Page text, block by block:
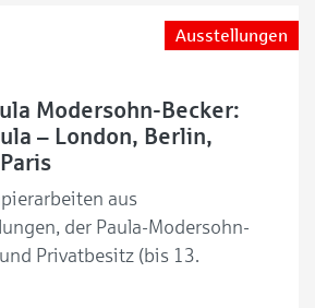
Ausstellungen
Modersohn-Becker:
– London, Berlin,
aus
der Paula-Modersohn-
Privatbesitz (bis 13.